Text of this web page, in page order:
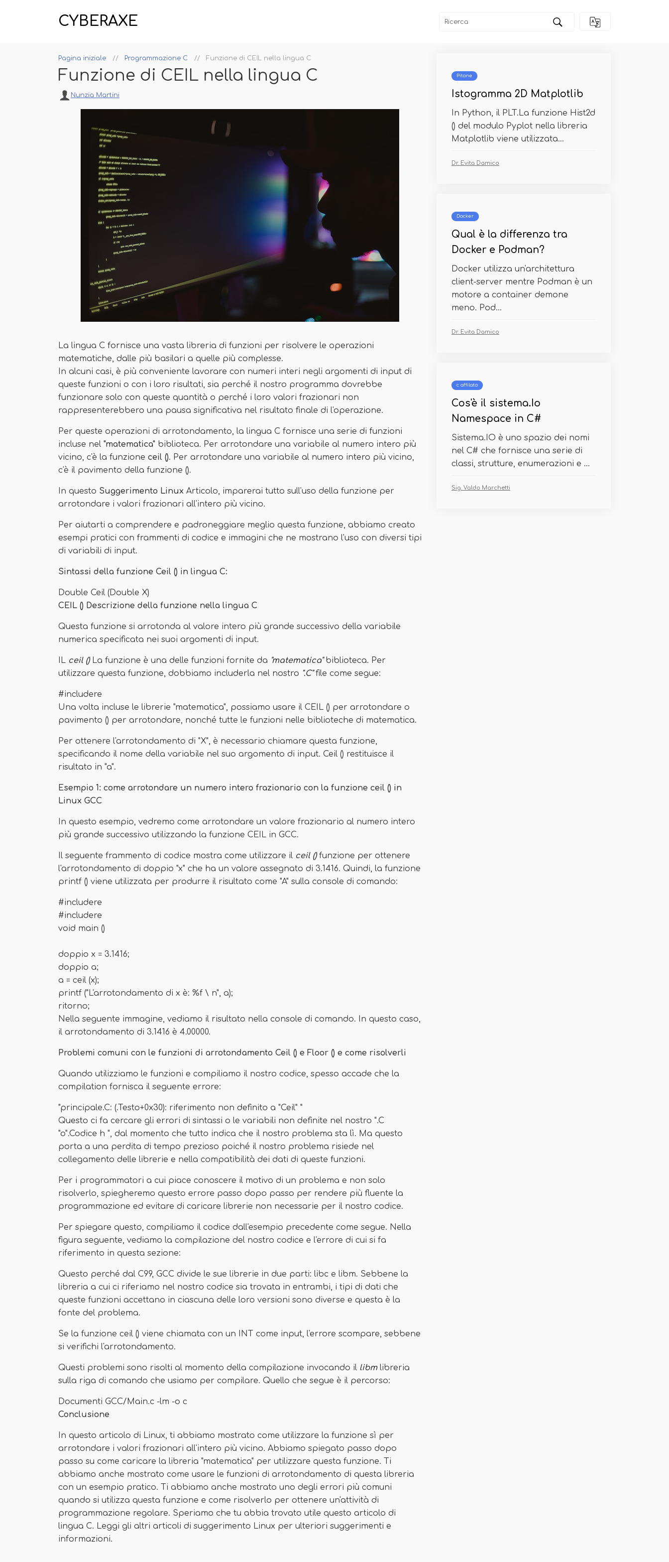
CYBERAXE
Pagina iniziale Programmazione C Funzione di CEIL nella lingua C
Funzione di CEIL nella lingua C
Nunzia Martini
La lingua C fornisce una vasta libreria di funzioni per risolvere le operazioni
matematiche, dalle più basilari a quelle più complesse.
In alcuni casi, è più conveniente lavorare con numeri interi negli argomenti di input di
queste funzioni o con i loro risultati, sia perché il nostro programma dovrebbe
funzionare solo con queste quantità o perché i loro valori frazionari non
rappresenterebbero una pausa significativa nel risultato finale di l'operazione.
Per queste operazioni di arrotondamento, la lingua C fornisce una serie di funzioni
incluse nel "matematica" biblioteca. Per arrotondare una variabile al numero intero più
vicino, c'è la funzione ceil (). Per arrotondare una variabile al numero intero più vicino,
c'è il pavimento della funzione ().
In questo Suggerimento Linux Articolo, imparerai tutto sull'uso della funzione per
arrotondare i valori frazionari all'intero più vicino.
Per aiutarti a comprendere e padroneggiare meglio questa funzione, abbiamo creato
esempi pratici con frammenti di codice e immagini che ne mostrano l'uso con diversi tipi
di variabili di input.
Sintassi della funzione Ceil () in lingua C:
Double Ceil (Double X)
CEIL () Descrizione della funzione nella lingua C
Questa funzione si arrotonda al valore intero più grande successivo della variabile
numerica specificata nei suoi argomenti di input.
IL ceil ()La funzione è una delle funzioni fornite da "matematica"biblioteca. Per
utilizzare questa funzione, dobbiamo includerla nel nostro ".C"file come segue:
#includere
Una volta incluse le librerie "matematica", possiamo usare il CEIL () per arrotondare o
pavimento () per arrotondare, nonché tutte le funzioni nelle biblioteche di matematica.
Per ottenere l'arrotondamento di "X", è necessario chiamare questa funzione,
specificando il nome della variabile nel suo argomento di input. Ceil () restituisce il
risultato in "a".
Esempio 1: come arrotondare un numero intero frazionario con la funzione ceil () in
Linux GCC
In questo esempio, vedremo come arrotondare un valore frazionario al numero intero
più grande successivo utilizzando la funzione CEIL in GCC.
Il seguente frammento di codice mostra come utilizzare il ceil ()funzione per ottenere
l'arrotondamento di doppio "x" che ha un valore assegnato di 3.1416. Quindi, la funzione
printf () viene utilizzata per produrre il risultato come "A" sulla console di comando:
#includere
#includere
void main ()
doppio x = 3.1416;
doppio a;
a = ceil (x);
printf ("L'arrotondamento di x è: %f \ n", a);
ritorno;
Nella seguente immagine, vediamo il risultato nella console di comando. In questo caso,
il arrotondamento di 3.1416 è 4.00000.
Problemi comuni con le funzioni di arrotondamento Ceil () e Floor () e come risolverli
Quando utilizziamo le funzioni e compiliamo il nostro codice, spesso accade che la
compilation fornisca il seguente errore:
"principale.C: (.Testo+0x30): riferimento non definito a "Ceil" "
Questo ci fa cercare gli errori di sintassi o le variabili non definite nel nostro ".C
"o".Codice h ", dal momento che tutto indica che il nostro problema sta lì. Ma questo
porta a una perdita di tempo prezioso poiché il nostro problema risiede nel
collegamento delle librerie e nella compatibilità dei dati di queste funzioni.
Per i programmatori a cui piace conoscere il motivo di un problema e non solo
risolverlo, spiegheremo questo errore passo dopo passo per rendere più fluente la
programmazione ed evitare di caricare librerie non necessarie per il nostro codice.
Per spiegare questo, compiliamo il codice dall'esempio precedente come segue. Nella
figura seguente, vediamo la compilazione del nostro codice e l'errore di cui si fa
riferimento in questa sezione:
Questo perché dal C99, GCC divide le sue librerie in due parti: libc e libm. Sebbene la
libreria a cui ci riferiamo nel nostro codice sia trovata in entrambi, i tipi di dati che
queste funzioni accettano in ciascuna delle loro versioni sono diverse e questa è la
fonte del problema.
Se la funzione ceil () viene chiamata con un INT come input, l'errore scompare, sebbene
si verifichi l'arrotondamento.
Questi problemi sono risolti al momento della compilazione invocando il libmlibreria
sulla riga di comando che usiamo per compilare. Quello che segue è il percorso:
Documenti GCC/Main.c -lm -o c
Conclusione
In questo articolo di Linux, ti abbiamo mostrato come utilizzare la funzione sì per
arrotondare i valori frazionari all'intero più vicino. Abbiamo spiegato passo dopo
passo su come caricare la libreria "matematica" per utilizzare questa funzione. Ti
abbiamo anche mostrato come usare le funzioni di arrotondamento di questa libreria
con un esempio pratico. Ti abbiamo anche mostrato uno degli errori più comuni
quando si utilizza questa funzione e come risolverlo per ottenere un'attività di
programmazione regolare. Speriamo che tu abbia trovato utile questo articolo di
lingua C. Leggi gli altri articoli di suggerimento Linux per ulteriori suggerimenti e
informazioni.
Pitone
Istogramma 2D Matplotlib
In Python, il PLT.La funzione Hist2d
() del modulo Pyplot nella libreria
Matplotlib viene utilizzata...
Dr. Evita Damico
Docker
Qual è la differenza tra
Docker e Podman?
Docker utilizza un'architettura
client-server mentre Podman è un
motore a container demone
meno. Pod...
Dr. Evita Damico
c affilato
Cos'è il sistema.Io
Namespace in C#
Sistema.IO è uno spazio dei nomi
nel C# che fornisce una serie di
classi, strutture, enumerazioni e ...
Sig. Valdo Marchetti